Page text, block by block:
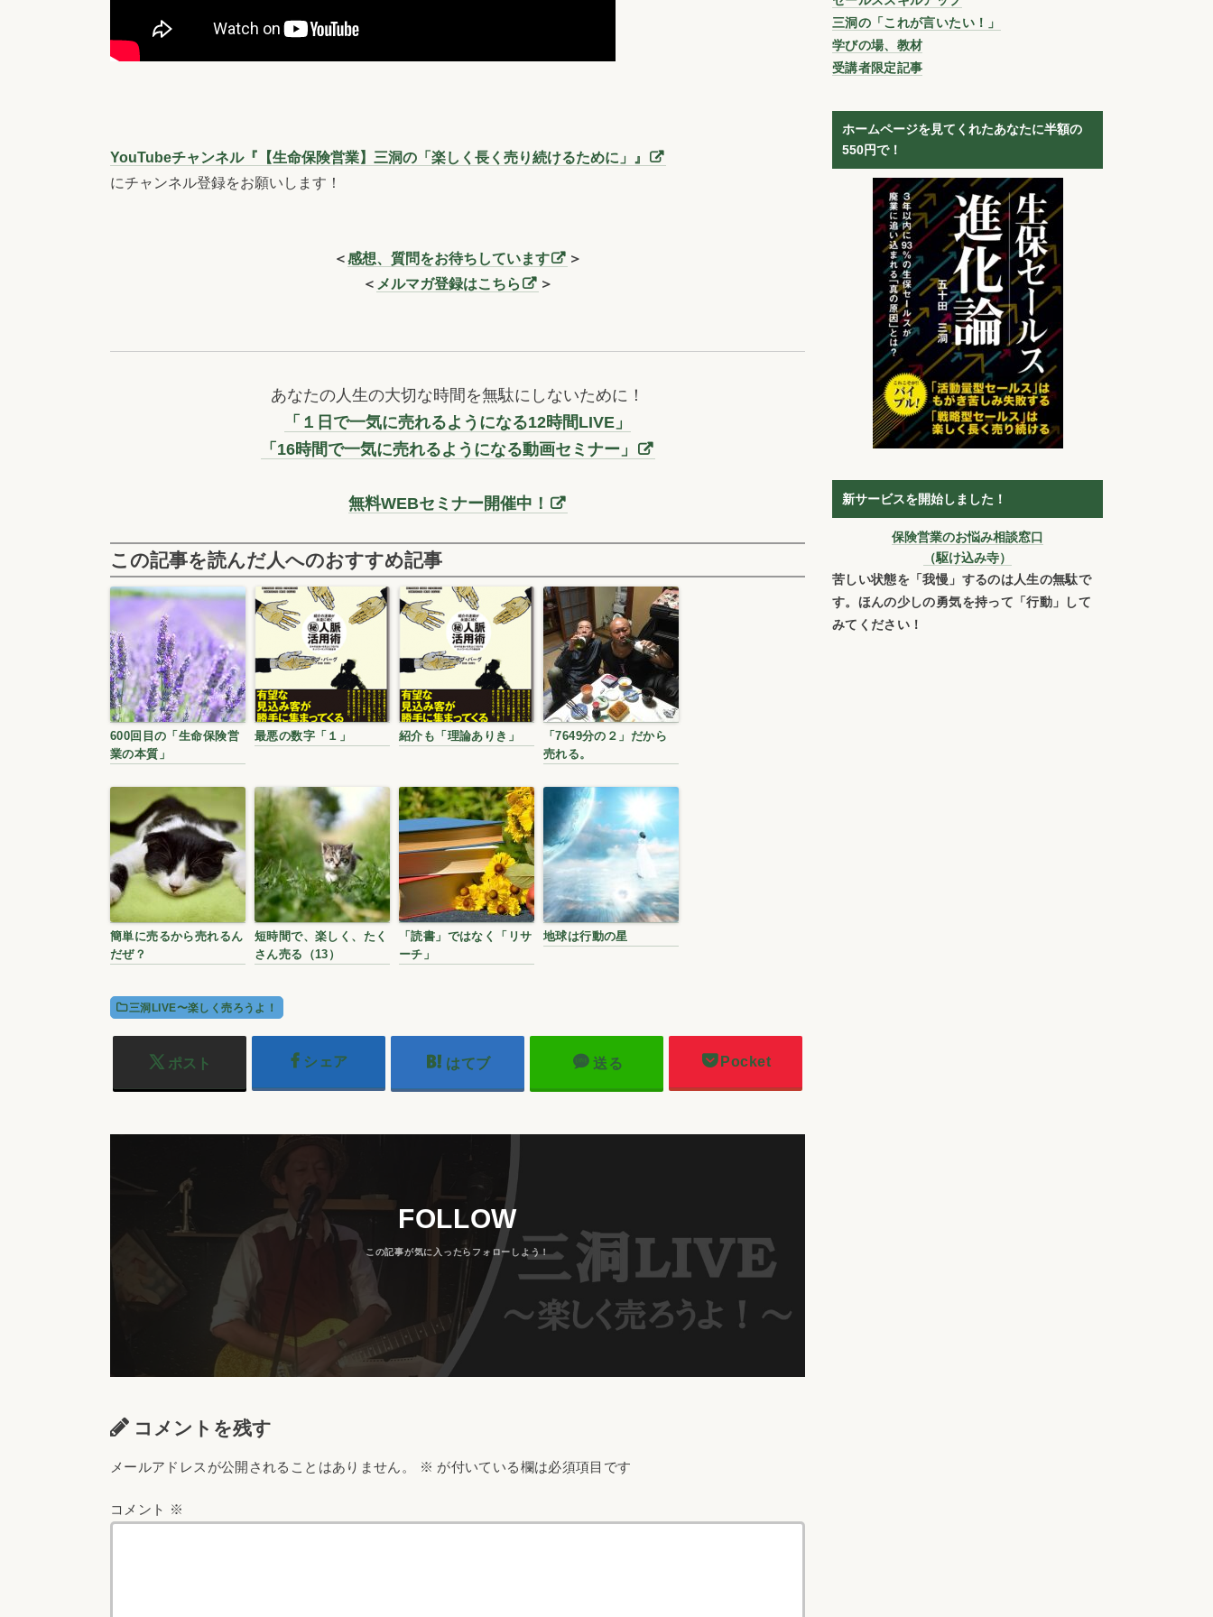
YouTubeチャンネル『【生命保険営業】三洞の「楽しく長く売り続けるために」』
にチャンネル登録をお願いします！
＜感想、質問をお待ちしています
＞
＜ メルマガ登録はこちら ＞
あなたの人生の大切な時間を無駄にしないために！
「１日で一気に売れるようになる12時間LIVE」
「16時間で一気に売れるようになる動画セミナー」
無料WEBセミナー開催中！
この記事を読んだ人へのおすすめ記事
600回目の「生命保険営
業の本質」
最悪の数字「１」 紹介も「理論ありき」
「7649分の２」だから
売れる。
簡単に売るから売れるん
だぜ？
短時間で、楽しく、たく
さん売る（13）
「読書」ではなく「リサ
ーチ」
地球は行動の星
三洞LIVE〜楽しく売ろうよ！
ポスト シェア はてブ 送る Pocket
FOLLOW
コメントを残す
メールアドレスが公開されることはありません。 ※ が付いている欄は必須項目です
コメント ※
三洞の「これが言いたい！」
学びの場、教材
受講者限定記事
ホームページを見てくれたあなたに半額の
550円で！
新サービスを開始しました！
保険営業のお悩み相談窓口
（駆け込み寺）
苦しい状態を「我慢」するのは人生の無駄で
す。ほんの少しの勇気を持って「行動」して
みてください！